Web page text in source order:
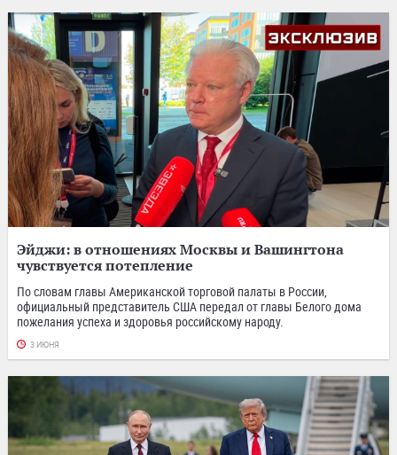
Эйджи: в отношениях Москвы и Вашингтона
чувствуется потепление
По словам главы Американской торговой палаты в России,
официальный представитель США передал от главы Белого дома
пожелания успеха и здоровья российскому народу.
3 ИЮНЯ